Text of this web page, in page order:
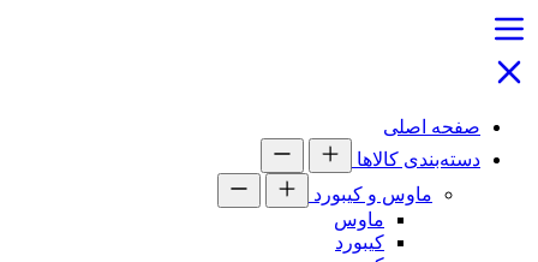
صفحه اصلی
دسته‌بندی کالاها
ماوس و کیبورد
ماوس
کیبورد